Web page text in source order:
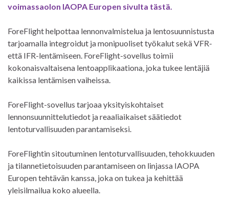
voimassaolon IAOPA Europen sivulta tästä.
ForeFlight helpottaa lennonvalmistelua ja lentosuunnistusta
tarjoamalla integroidut ja monipuoliset työkalut sekä VFR-
että IFR-lentämiseen. ForeFlight-sovellus toimii
kokonaisvaltaisena lentoapplikaationa, joka tukee lentäjiä
kaikissa lentämisen vaiheissa.
ForeFlight-sovellus tarjoaa yksityiskohtaiset
lennonsuunnittelutiedot ja reaaliaikaiset säätiedot
lentoturvallisuuden parantamiseksi.
ForeFlightin sitoutuminen lentoturvallisuuden, tehokkuuden
ja tilannetietoisuuden parantamiseen on linjassa IAOPA
Europen tehtävän kanssa, joka on tukea ja kehittää
yleisilmailua koko alueella.